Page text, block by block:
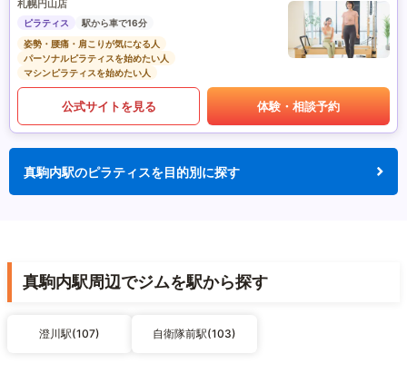
札幌円山店
ピラティス
駅から車で16分
姿勢・腰痛・肩こりが気になる人
パーソナルピラティスを始めたい人
マシンピラティスを始めたい人
公式サイトを見る 体験・相談予約
真駒内駅のピラティスを目的別に探す
真駒内駅周辺でジムを駅から探す
澄川駅(107) 自衛隊前駅(103)